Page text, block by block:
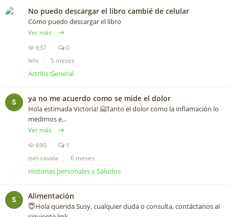
No puedo descargar el libro cambié de celular
Cómo puedo descargar el libro
Ver más
637
0
lehi
5 meses
Artritis General
S ya no me acuerdo como se mide el dolor
Hola estimada Victoria! 🤗Tanto el dolor como la inflamación lo
medimos e...
Ver más
690
1
isel-zavala
6 meses
Historias personales y Saludos
S Alimentación
😇Hola querida Susy, cualquier duda o consulta, contáctanos al